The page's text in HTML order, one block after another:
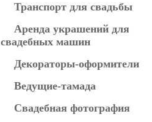
Транспорт для свадьбы
Аренда украшений для
свадебных машин
Декораторы-оформители
Ведущие-тамада
Свадебная фотография